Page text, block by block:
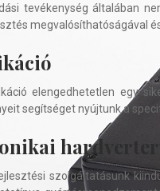
tevékenység általában
megvalósíthatóságával
elengedhetetlen egy
segítséget nyújtunk a
szolgáltatásunk